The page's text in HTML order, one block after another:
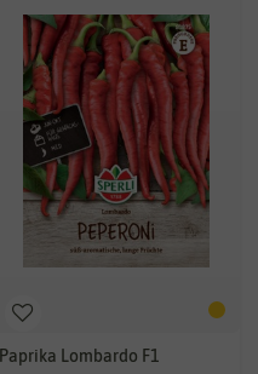
Paprika Lombardo F1